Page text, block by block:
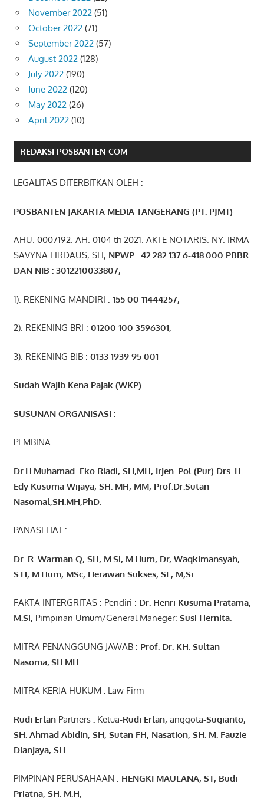
November 2022 (51)
October 2022 (71)
September 2022 (57)
August 2022 (128)
July 2022 (190)
June 2022 (120)
May 2022 (26)
April 2022 (10)
REDAKSI POSBANTEN COM
LEGALITAS DITERBITKAN OLEH :
POSBANTEN JAKARTA MEDIA TANGERANG (PT. PJMT)
AHU. 0007192. AH. 0104 th 2021. AKTE NOTARIS. NY. IRMA
SAVYNA FIRDAUS, SH, NPWP : 42.282.137.6-418.000 PBBR
DAN NIB :3012210033807,
1). REKENING MANDIRI : 155 00 11444257,
2). REKENING BRI : 01200 100 3596301,
3). REKENING BJB : 0133 1939 95 001
Sudah Wajib Kena Pajak (WKP)
SUSUNAN ORGANISASI :
PEMBINA :
Dr.H.Muhamad Eko Riadi, SH,MH, Irjen. Pol (Pur) Drs. H.
Edy Kusuma Wijaya, SH. MH, MM, Prof. Dr.Sutan
Nasomal,SH.MH,PhD.
PANASEHAT :
Dr. R. Warman Q, SH, M.Si, M.Hum, Dr, Waqkimansyah,
S.H, M.Hum, MSc, Herawan Sukses, SE, M,Si
FAKTA INTERGRITAS : Pendiri : Dr. Henri Kusuma Pratama,
M.Si, Pimpinan Umum/General Maneger: Susi Hernita.
MITRA PENANGGUNG JAWAB : Prof. Dr. KH. Sultan
Nasoma,.SH.MH.
MITRA KERJA HUKUM : Law Firm
Rudi ErlanPartners : Ketua-Rudi Erlan, anggota-Sugianto,
SH. Ahmad Abidin, SH, SutanFH, Nasation, SH. M. Fauzie
Dianjaya, SH
PIMPINAN PERUSAHAAN : HENGKI MAULANA, ST, Budi
Priatna, SH. M.H,